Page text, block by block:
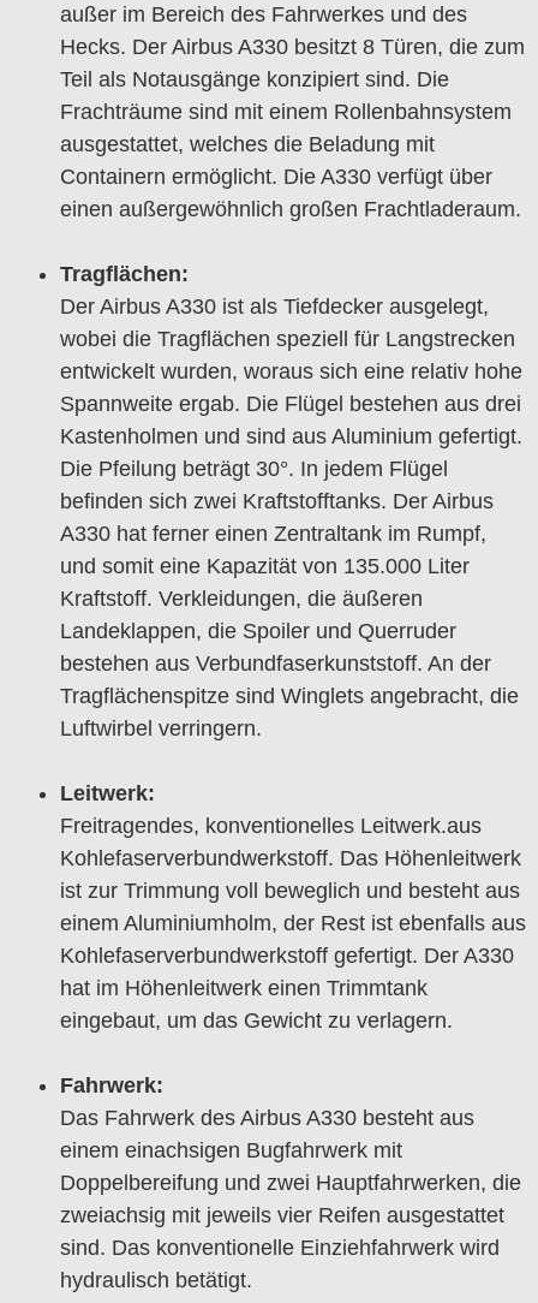
außer im Bereich des Fahrwerkes und des
Hecks. Der Airbus A330 besitzt 8 Türen, die zum
Teil als Notausgänge konzipiert sind. Die
Frachträume sind mit einem Rollenbahnsystem
ausgestattet, welches die Beladung mit
Containern ermöglicht. Die A330 verfügt über
einen außergewöhnlich großen Frachtladeraum.
Tragflächen:
Der Airbus A330 ist als Tiefdecker ausgelegt,
wobei die Tragflächen speziell für Langstrecken
entwickelt wurden, woraus sich eine relativ hohe
Spannweite ergab. Die Flügel bestehen aus drei
Kastenholmen und sind aus Aluminium gefertigt.
Die Pfeilung beträgt 30°. In jedem Flügel
befinden sich zwei Kraftstofftanks. Der Airbus
A330 hat ferner einen Zentraltank im Rumpf,
und somit eine Kapazität von 135.000 Liter
Kraftstoff. Verkleidungen, die äußeren
Landeklappen, die Spoiler und Querruder
bestehen aus Verbundfaserkunststoff. An der
Tragflächenspitze sind Winglets angebracht, die
Luftwirbel verringern.
Leitwerk:
Freitragendes, konventionelles Leitwerk.aus
Kohlefaserverbundwerkstoff. Das Höhenleitwerk
ist zur Trimmung voll beweglich und besteht aus
einem Aluminiumholm, der Rest ist ebenfalls aus
Kohlefaserverbundwerkstoff gefertigt. Der A330
hat im Höhenleitwerk einen Trimmtank
eingebaut, um das Gewicht zu verlagern.
Fahrwerk:
Das Fahrwerk des Airbus A330 besteht aus
einem einachsigen Bugfahrwerk mit
Doppelbereifung und zwei Hauptfahrwerken, die
zweiachsig mit jeweils vier Reifen ausgestattet
sind. Das konventionelle Einziehfahrwerk wird
hydraulisch betätigt.